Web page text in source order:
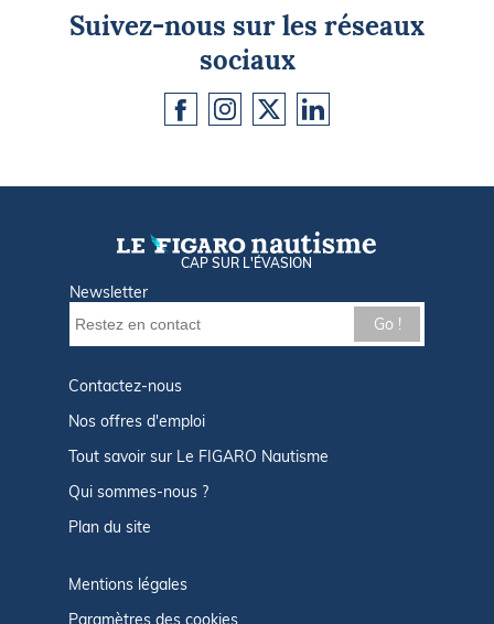
Suivez-nous sur les réseaux
sociaux
CAP SUR L'ÉVASION
Newsletter
Go !
Contactez-nous
Nos offres d'emploi
Tout savoir sur Le FIGARO Nautisme
Qui sommes-nous ?
Plan du site
Mentions légales
Paramètres des cookies